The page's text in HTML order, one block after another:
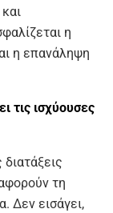
η
η επανάληψη
τις ισχύουσες
τη
Δεν εισάγει,